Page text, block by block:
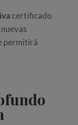
certificado
permitirá